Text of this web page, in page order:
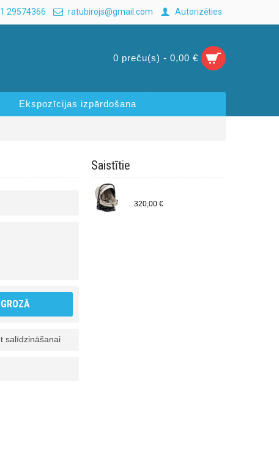
29574366 ratubirojs@gmail.com Autorizēties
0 preču(s) - 0,00 €
Ekspozīcijas izpārdošana
Saistītie
320,00 €
salīdzināšanai